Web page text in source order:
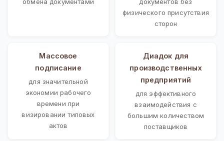
физического присутствия
сторон
Массовое
подписание
для значительной
экономии рабочего
времени при
визировании типовых
актов
Диадок для
производственных
предприятий
для эффективного
взаимодействия с
большим количеством
поставщиков